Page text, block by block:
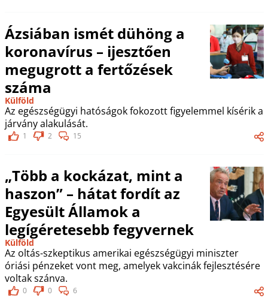
Ázsiában ismét dühöng a
koronavírus – ijesztően
megugrott a fertőzések
száma
Külföld
Az egészségügyi hatóságok fokozott figyelemmel kísérik a
járvány alakulását.
1 2 15
„Több a kockázat, mint a
haszon” – hátat fordít az
Egyesült Államok a
legígéretesebb fegyvernek
Külföld
Az oltás-szkeptikus amerikai egészségügyi miniszter
óriási pénzeket vont meg, amelyek vakcinák fejlesztésére
voltak szánva.
0 0 6